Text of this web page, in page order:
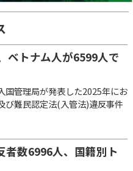
ベトナム人が6599人で
国管理局が発表した2025年にお
び難民認定法(入管法)違反事件
者数6996人、国籍別ト